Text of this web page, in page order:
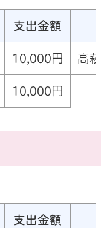
支出金額
10,000円 高萩
10,000円
支出金額